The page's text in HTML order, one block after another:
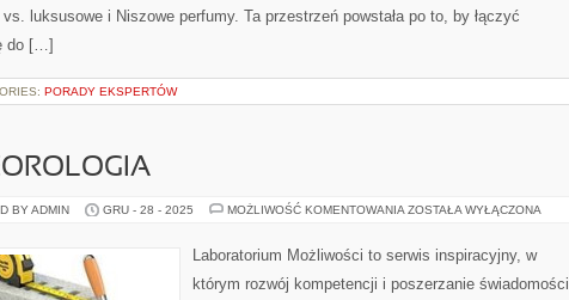
luksusowe i Niszowe perfumy. Ta przestrzeń powstała po to, by łączyć
do […]
PORADY EKSPERTÓW
BY ADMIN GRU - 28 - 2025 MOŻLIWOŚĆ KOMENTOWANIA METEOROLOGIA
ZOSTAŁA WYŁĄCZONA
Laboratorium Możliwości to serwis inspiracyjny, w
którym rozwój kompetencji i poszerzanie świadomości